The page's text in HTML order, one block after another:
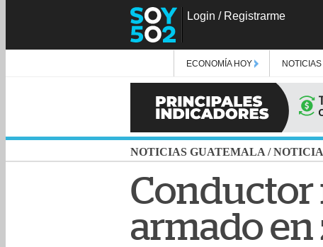
Login / Registrarme
ECONOMÍA HOY NOTICIAS
NOTICIAS GUATEMALA /
Conductor
armado en